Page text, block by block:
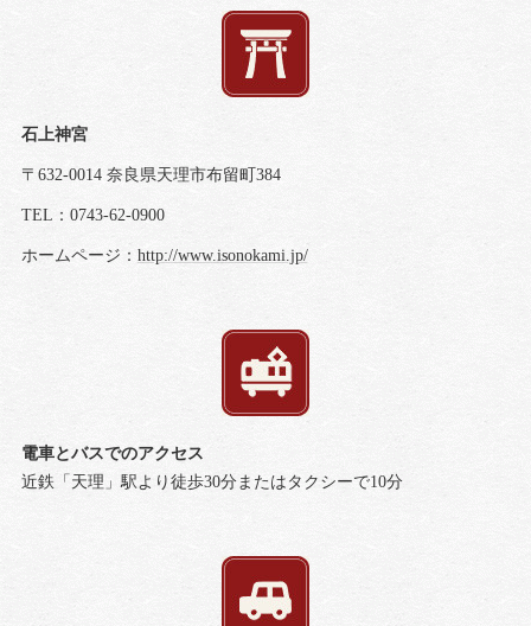
石上神宮
〒632-0014 奈良県天理市布留町384
TEL：0743-62-0900
ホームページ： http://www.isonokami.jp/
電車とバスでのアクセス
近鉄「天理」駅より徒歩30分またはタクシーで10分